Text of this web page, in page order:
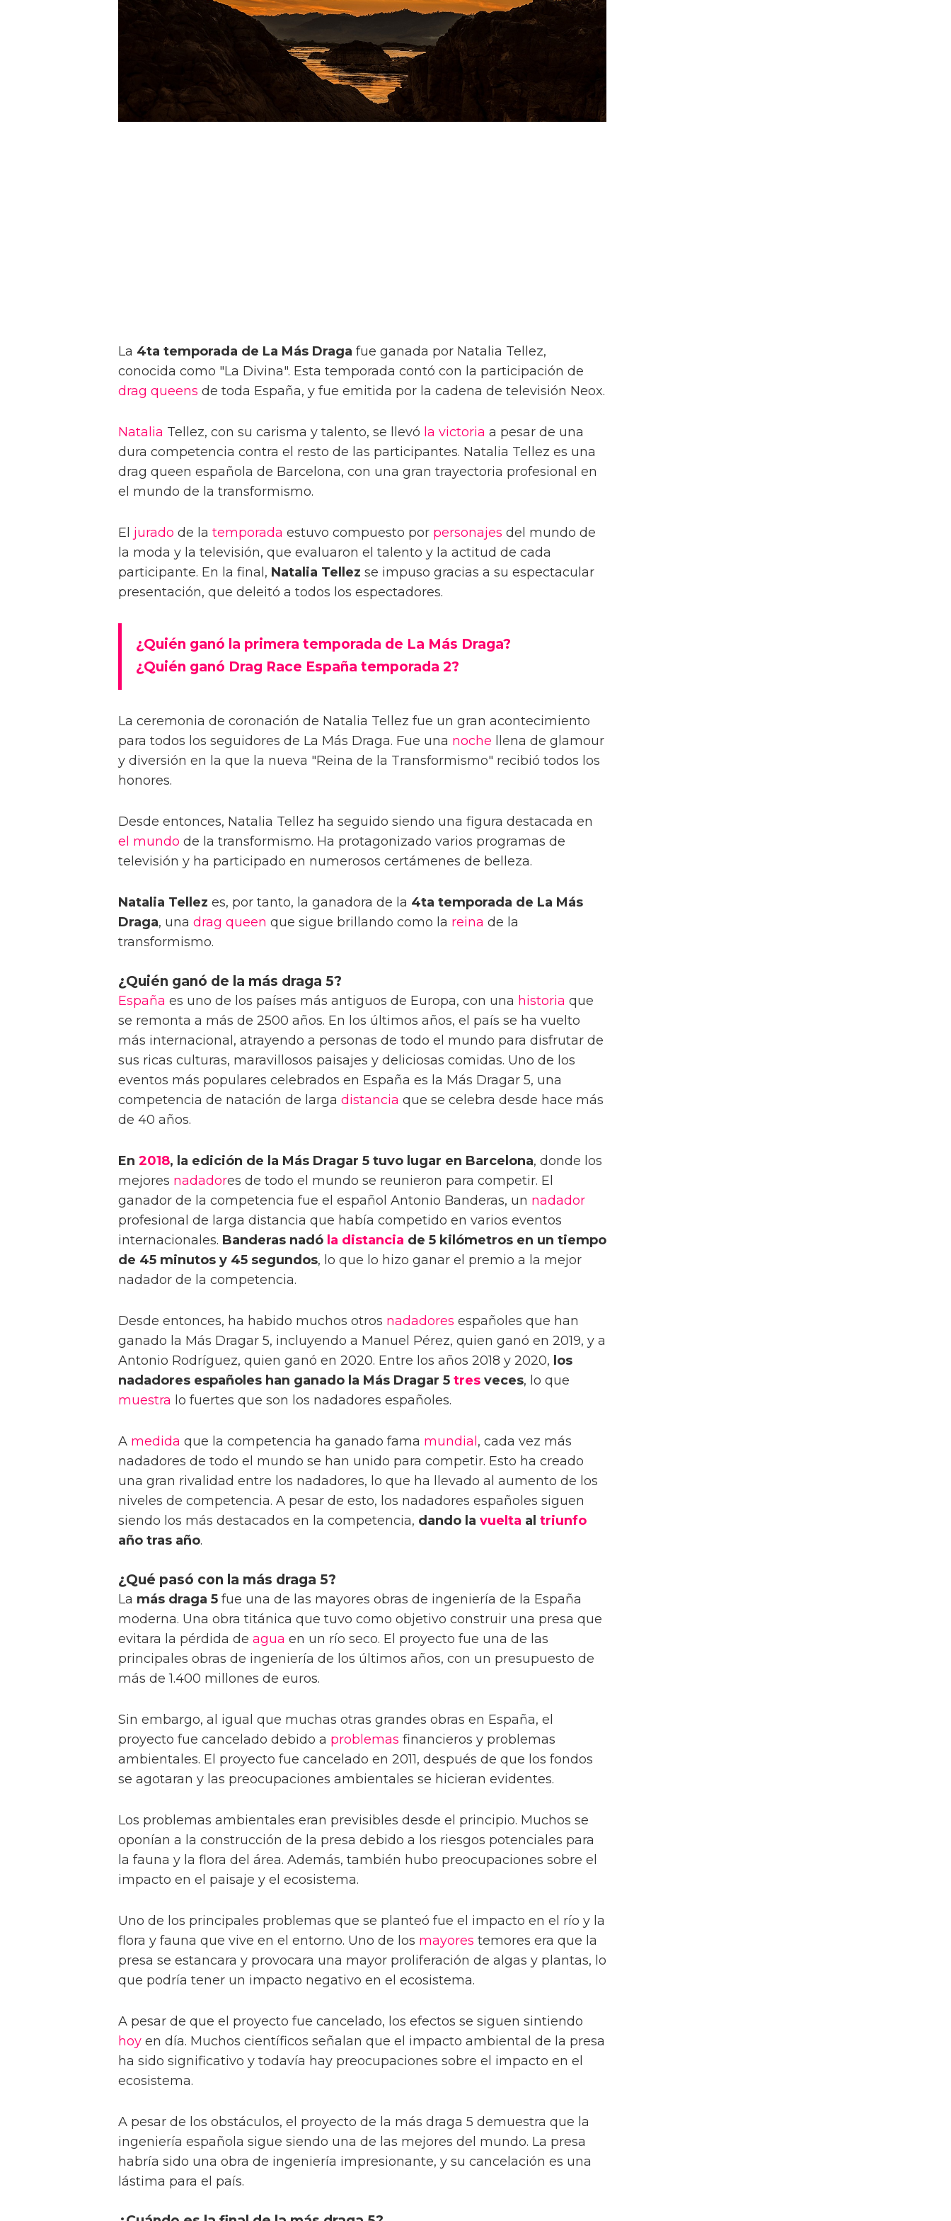
La 4ta temporada de La Más Draga fue ganada por Natalia Tellez,
conocida como "La Divina". Esta temporada contó con la participación de
drag queens de toda España, y fue emitida por la cadena de televisión Neox.
Natalia Tellez, con su carisma y talento, se llevó la victoria a pesar de una
dura competencia contra el resto de las participantes. Natalia Tellez es una
drag queen española de Barcelona, con una gran trayectoria profesional en
el mundo de la transformismo.
El jurado de la temporada estuvo compuesto por personajes del mundo de
la moda y la televisión, que evaluaron el talento y la actitud de cada
participante. En la final, Natalia Tellez se impuso gracias a su espectacular
presentación, que deleitó a todos los espectadores.
¿Quién ganó la primera temporada de La Más Draga?
¿Quién ganó Drag Race España temporada 2?
La ceremonia de coronación de Natalia Tellez fue un gran acontecimiento
para todos los seguidores de La Más Draga. Fue una noche llena de glamour
y diversión en la que la nueva "Reina de la Transformismo" recibió todos los
honores.
Desde entonces, Natalia Tellez ha seguido siendo una figura destacada en
el mundo de la transformismo. Ha protagonizado varios programas de
televisión y ha participado en numerosos certámenes de belleza.
Natalia Tellez es, por tanto, la ganadora de la 4ta temporada de La Más
Draga, una drag queen que sigue brillando como la reina de la
transformismo.
¿Quién ganó de la más draga 5?
España es uno de los países más antiguos de Europa, con una historia que
se remonta a más de 2500 años. En los últimos años, el país se ha vuelto
más internacional, atrayendo a personas de todo el mundo para disfrutar de
sus ricas culturas, maravillosos paisajes y deliciosas comidas. Uno de los
eventos más populares celebrados en España es la Más Dragar 5, una
competencia de natación de larga distancia que se celebra desde hace más
de 40 años.
En 2018, la edición de la Más Dragar 5 tuvo lugar en Barcelona, donde los
mejores nadadores de todo el mundo se reunieron para competir. El
ganador de la competencia fue el español Antonio Banderas, un nadador
profesional de larga distancia que había competido en varios eventos
internacionales. Banderas nadó la distancia de 5 kilómetros en un tiempo
de 45 minutos y 45 segundos, lo que lo hizo ganar el premio a la mejor
nadador de la competencia.
Desde entonces, ha habido muchos otros nadadores españoles que han
ganado la Más Dragar 5, incluyendo a Manuel Pérez, quien ganó en 2019, y a
Antonio Rodríguez, quien ganó en 2020. Entre los años 2018 y 2020, los
nadadores españoles han ganado la Más Dragar 5 tres veces, lo que
muestra lo fuertes que son los nadadores españoles.
A medida que la competencia ha ganado fama mundial, cada vez más
nadadores de todo el mundo se han unido para competir. Esto ha creado
una gran rivalidad entre los nadadores, lo que ha llevado al aumento de los
niveles de competencia. A pesar de esto, los nadadores españoles siguen
siendo los más destacados en la competencia, dando la vuelta al triunfo
año tras año.
¿Qué pasó con la más draga 5?
La más draga 5 fue una de las mayores obras de ingeniería de la España
moderna. Una obra titánica que tuvo como objetivo construir una presa que
evitara la pérdida de agua en un río seco. El proyecto fue una de las
principales obras de ingeniería de los últimos años, con un presupuesto de
más de 1.400 millones de euros.
Sin embargo, al igual que muchas otras grandes obras en España, el
proyecto fue cancelado debido a problemas financieros y problemas
ambientales. El proyecto fue cancelado en 2011, después de que los fondos
se agotaran y las preocupaciones ambientales se hicieran evidentes.
Los problemas ambientales eran previsibles desde el principio. Muchos se
oponían a la construcción de la presa debido a los riesgos potenciales para
la fauna y la flora del área. Además, también hubo preocupaciones sobre el
impacto en el paisaje y el ecosistema.
Uno de los principales problemas que se planteó fue el impacto en el río y la
flora y fauna que vive en el entorno. Uno de los mayores temores era que la
presa se estancara y provocara una mayor proliferación de algas y plantas, lo
que podría tener un impacto negativo en el ecosistema.
A pesar de que el proyecto fue cancelado, los efectos se siguen sintiendo
hoy en día. Muchos científicos señalan que el impacto ambiental de la presa
ha sido significativo y todavía hay preocupaciones sobre el impacto en el
ecosistema.
A pesar de los obstáculos, el proyecto de la más draga 5 demuestra que la
ingeniería española sigue siendo una de las mejores del mundo. La presa
habría sido una obra de ingeniería impresionante, y su cancelación es una
lástima para el país.